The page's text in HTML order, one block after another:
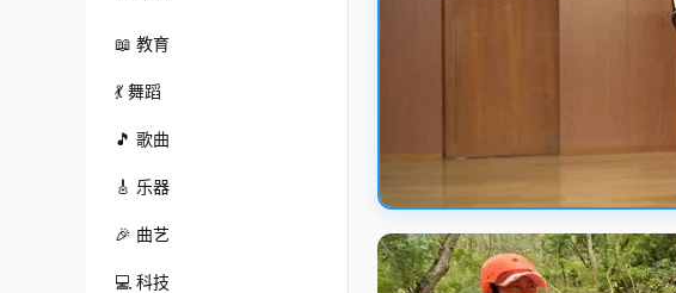
📖 教育
💃 舞蹈
🎵 歌曲
🎸 乐器
🎉 曲艺
💻 科技